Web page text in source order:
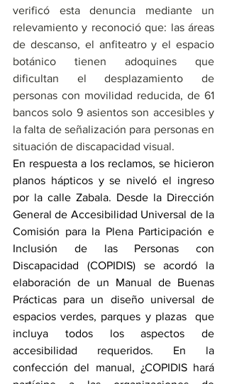
verificó esta denuncia mediante un
relevamiento y reconoció que: las áreas
de descanso, el anfiteatro y el espacio
botánico tienen adoquines que
dificultan el desplazamiento de
personas con movilidad reducida, de 61
bancos solo 9 asientos son accesibles y
la falta de señalización para personas en
situación de discapacidad visual.
En respuesta a los reclamos, se hicieron
planos hápticos y se niveló el ingreso
por la calle Zabala. Desde la Dirección
General de Accesibilidad Universal de la
Comisión para la Plena Participación e
Inclusión de las Personas con
Discapacidad (COPIDIS) se acordó la
elaboración de un Manual de Buenas
Prácticas para un diseño universal de
espacios verdes, parques y plazas  que
incluya todos los aspectos de
accesibilidad requeridos. En la
confección del manual, ¿COPIDIS hará